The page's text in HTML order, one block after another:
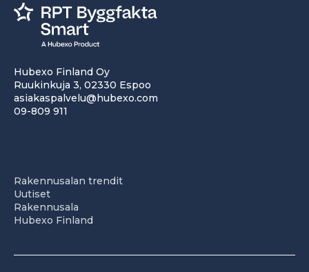
Hubexo Finland Oy
Ruukinkuja 3, 02330 Espoo
asiakaspalvelu@hubexo.com
09-809 911
Rakennusalan trendit
Uutiset
Rakennusala
Hubexo Finland